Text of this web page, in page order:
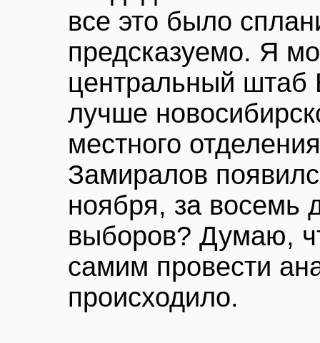
все это было
предсказуемо. Я
центральный штаб
лучше
местного
Замиралов
ноября, за восемь
выборов? Думаю,
самим провести
происходило.